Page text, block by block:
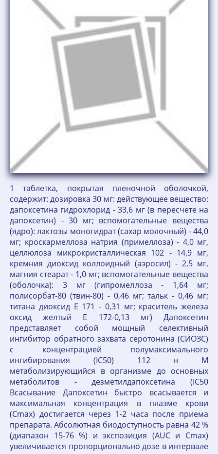
1 таблетка, покрытая пленочной оболочкой,
содержит: дозировка 30 мг: действующее вещество:
дапоксетина гидрохлорид - 33,6 мг (в пересчете на
дапоксетин) - 30 мг; вспомогательные вещества
(ядро): лактозы моногидрат (сахар молочный) - 44,0
мг; кроскармеллоза натрия (примеллоза) - 4,0 мг,
целлюлоза микрокристаллическая 102 - 14,9 мг,
кремния диоксид коллоидный (аэросил) - 2,5 мг,
магния стеарат - 1,0 мг; вспомогательные вещества
(оболочка): 3 мг (гипромеллоза - 1,64 мг;
полисорбат-80 (твин-80) - 0,46 мг; тальк - 0,46 мг;
титана диоксид Е 171 - 0,31 мг; краситель железа
оксид желтый Е 172-0,13 мг) Дапоксетин
представляет собой мощный селективный
ингибитор обратного захвата серотонина (СИОЗС)
с концентрацией полумаксимального
ингибирования (IC50) 112 н М
метаболизирующийся в организме до основных
метаболитов - дезметилдапоксетина (IC50
Всасывание Дапоксетин быстро всасывается и
максимальная концентрация в плазме крови
(Сmах) достигается через 1-2 часа после приема
препарата. Абсолютная биодоступность равна 42 %
(диапазон 15-76 %) и экспозиция (AUC и Сmах)
увеличивается пропорционально дозе в интервале